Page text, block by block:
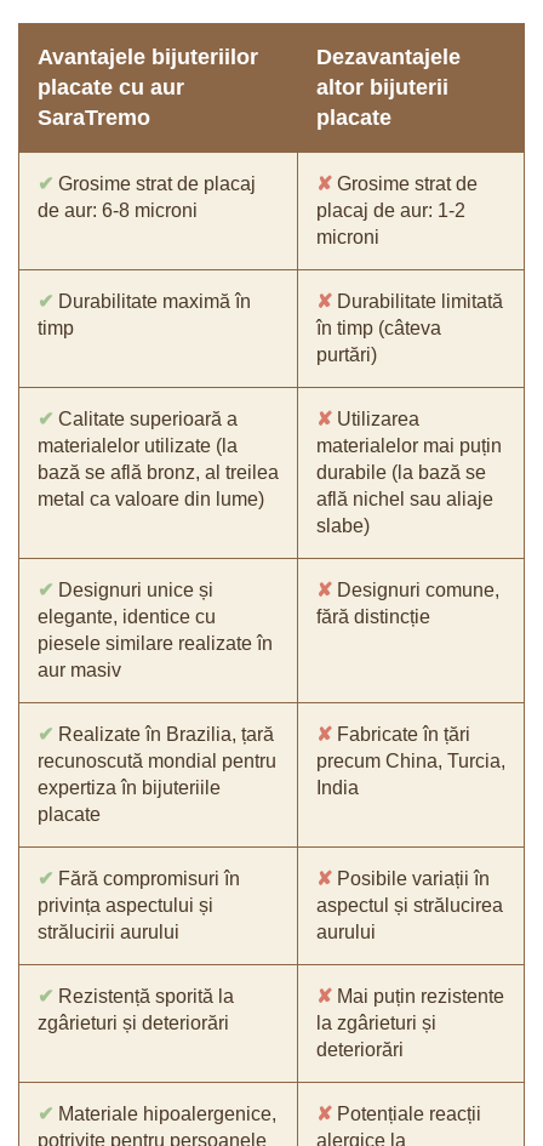
Avantajele bijuteriilor
placate cu aur
SaraTremo
Dezavantajele
altor bijuterii
placate
✔ Grosime strat de placaj
de aur: 6-8 microni
✘ Grosime strat de
placaj de aur: 1-2
microni
✔ Durabilitate maximă în
timp
✘ Durabilitate limitată
în timp (câteva
purtări)
✔ Calitate superioară a
materialelor utilizate (la
bază se află bronz, al treilea
metal ca valoare din lume)
✘ Utilizarea
materialelor mai puțin
durabile (la bază se
află nichel sau aliaje
slabe)
✔ Designuri unice și
elegante, identice cu
piesele similare realizate în
aur masiv
✘ Designuri comune,
fără distincție
✔ Realizate în Brazilia, țară
recunoscută mondial pentru
expertiza în bijuteriile
placate
✘ Fabricate în țări
precum China, Turcia,
India
✔ Fără compromisuri în
privința aspectului și
strălucirii aurului
✘ Posibile variații în
aspectul și strălucirea
aurului
✔ Rezistență sporită la
zgârieturi și deteriorări
✘ Mai puțin rezistente
la zgârieturi și
deteriorări
✔ Materiale hipoalergenice,
potrivite pentru persoanele
✘ Potențiale reacții
alergice la